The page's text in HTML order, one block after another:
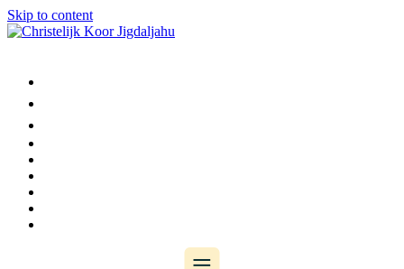
Skip to content